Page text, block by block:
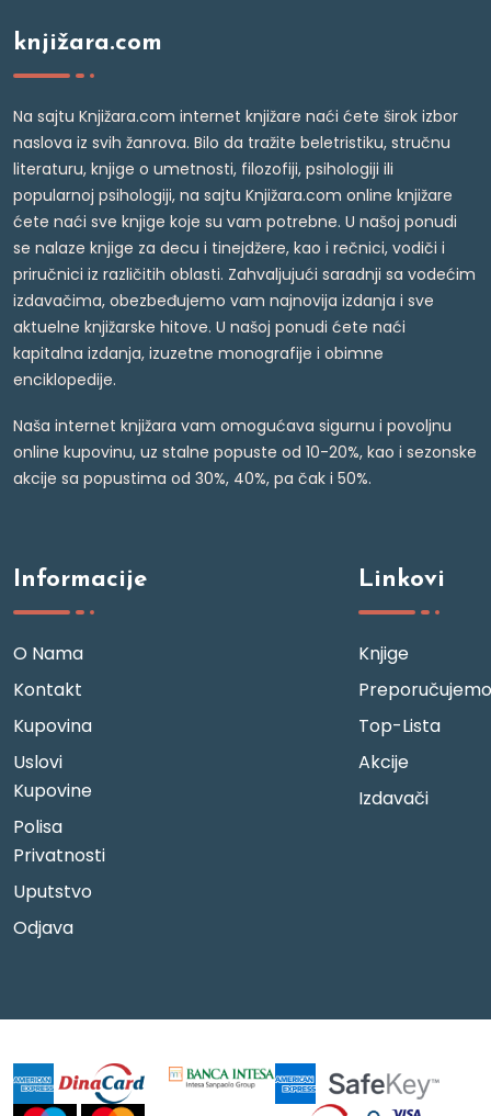
knjižara.com
Na sajtu Knjižara.com internet knjižare naći ćete širok izbor
naslova iz svih žanrova. Bilo da tražite beletristiku, stručnu
literaturu, knjige o umetnosti, filozofiji, psihologiji ili
popularnoj psihologiji, na sajtu Knjižara.com online knjižare
ćete naći sve knjige koje su vam potrebne. U našoj ponudi
se nalaze knjige za decu i tinejdžere, kao i rečnici, vodiči i
priručnici iz različitih oblasti. Zahvaljujući saradnji sa vodećim
izdavačima, obezbeđujemo vam najnovija izdanja i sve
aktuelne knjižarske hitove. U našoj ponudi ćete naći
kapitalna izdanja, izuzetne monografije i obimne
enciklopedije.
Naša internet knjižara vam omogućava sigurnu i povoljnu
online kupovinu, uz stalne popuste od 10-20%, kao i sezonske
akcije sa popustima od 30%, 40%, pa čak i 50%.
Informacije
O Nama
Kontakt
Kupovina
Uslovi
Kupovine
Polisa
Privatnosti
Uputstvo
Odjava
Linkovi
Knjige
Preporučujemo
Top-Lista
Akcije
Izdavači